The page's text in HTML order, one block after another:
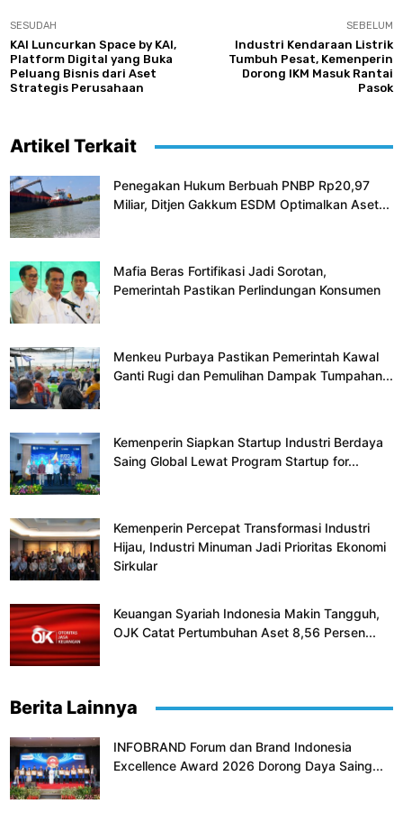
SESUDAH
KAI Luncurkan Space by KAI,
Platform Digital yang Buka
Peluang Bisnis dari Aset
Strategis Perusahaan
SEBELUM
Industri Kendaraan Listrik
Tumbuh Pesat, Kemenperin
Dorong IKM Masuk Rantai
Pasok
Artikel Terkait
Penegakan Hukum Berbuah PNBP Rp20,97
Miliar, Ditjen Gakkum ESDM Optimalkan Aset...
Mafia Beras Fortifikasi Jadi Sorotan,
Pemerintah Pastikan Perlindungan Konsumen
Menkeu Purbaya Pastikan Pemerintah Kawal
Ganti Rugi dan Pemulihan Dampak Tumpahan...
Kemenperin Siapkan Startup Industri Berdaya
Saing Global Lewat Program Startup for...
Kemenperin Percepat Transformasi Industri
Hijau, Industri Minuman Jadi Prioritas Ekonomi
Sirkular
Keuangan Syariah Indonesia Makin Tangguh,
OJK Catat Pertumbuhan Aset 8,56 Persen...
Berita Lainnya
INFOBRAND Forum dan Brand Indonesia
Excellence Award 2026 Dorong Daya Saing...